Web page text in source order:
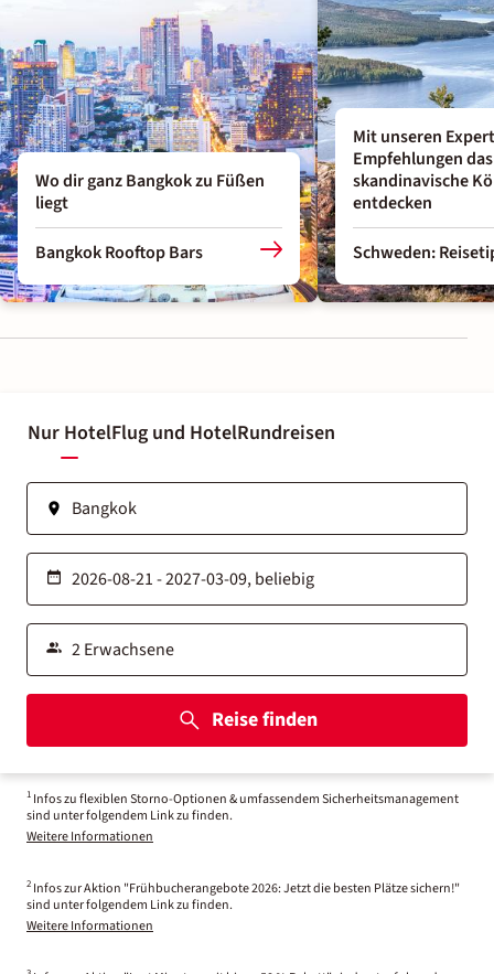
Wo dir ganz Bangkok zu Füßen
liegt
Bangkok Rooftop Bars
Mit unseren
Empfehlungen das
skandinavische
entdecken
Schweden:
Nur HotelFlug und HotelRundreisen
Reise finden
1 Infos zu flexiblen Storno-Optionen & umfassendem Sicherheitsmanagement
sind unter folgendem Link zu finden.
Weitere Informationen
2 Infos zur Aktion "Frühbucherangebote 2026: Jetzt die besten Plätze sichern!"
sind unter folgendem Link zu finden.
Weitere Informationen